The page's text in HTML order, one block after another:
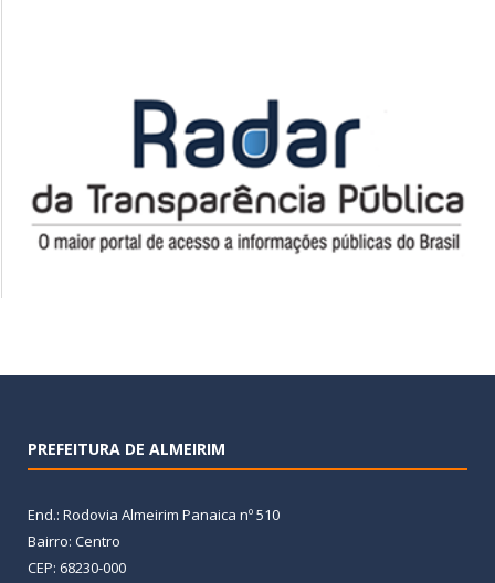
PREFEITURA DE ALMEIRIM
End.: Rodovia Almeirim Panaica nº 510
Bairro: Centro
CEP: 68230-000